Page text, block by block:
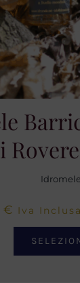
Idromele
€ Iva Inclusa